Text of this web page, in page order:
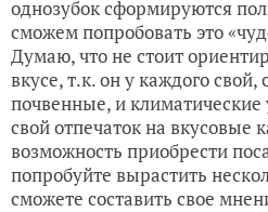
однозубок сформируются
сможем попробовать это
Думаю, что не стоит
вкусе, т.к. он у каждого
почвенные, и
свой отпечаток на вкусовые
возможность приобрести
попробуйте вырастить
сможете составить свое